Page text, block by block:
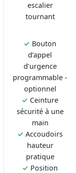
escalier
tournant
✓ Bouton
d’appel
d’urgence
programmable -
optionnel
✓ Ceinture
sécurité à une
main
✓ Accoudoirs
hauteur
pratique
✓ Position